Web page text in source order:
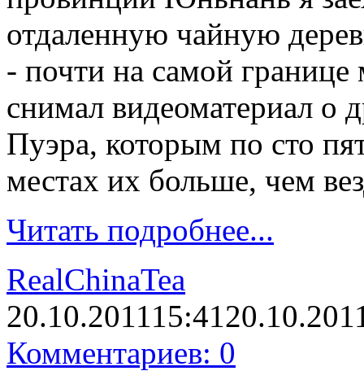
отдаленную чайную
- почти на самой
снимал видеоматериал о
Пуэра, которым по сто
местах их больше, чем
Читать подробнее...
RealChinaTea
20.10.201115:41
Комментариев: 0